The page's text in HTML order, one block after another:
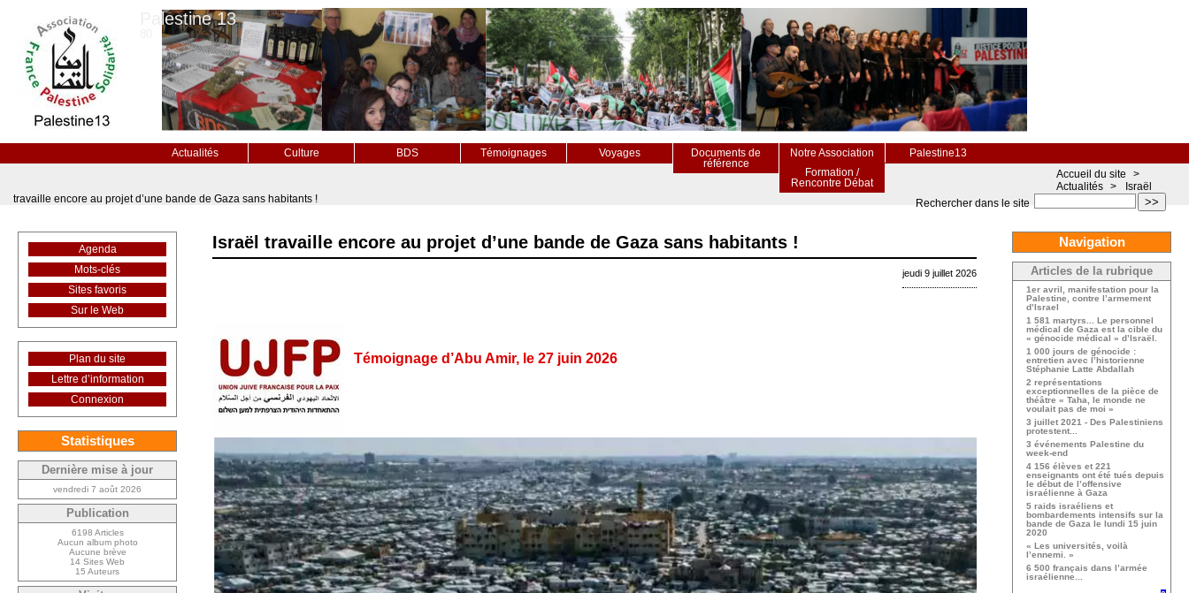
Palestine 13
Actualités Culture BDS Témoignages Voyages
Documents de
référence
Notre Association
Palestine13
Formation /
Rencontre Débat
>>
Rechercher dans le site
Accueil du site
>
Actualités >
Israël
travaille encore au projet d’une bande de Gaza sans habitants !
Israël travaille encore au projet d’une bande de Gaza sans habitants !
jeudi 9 juillet 2026
Témoignage d’Abu Amir, le 27 juin 2026
Agenda
Mots-clés
Sites favoris
Sur le Web
Plan du site
Lettre d’information
Connexion
Statistiques
Dernière mise à jour
vendredi 7 août 2026
Publication
6198 Articles
Aucun album photo
Aucune brève
14 Sites Web
15 Auteurs
Navigation
Articles de la rubrique
1er avril, manifestation pour la
Palestine, contre l’armement
d’Israel
1 581 martyrs... Le personnel
médical de Gaza est la cible du
« génocide médical » d’Israël.
1 000 jours de génocide :
entretien avec l’historienne
Stéphanie Latte Abdallah
2 représentations
exceptionnelles de la pièce de
théâtre « Taha, le monde ne
voulait pas de moi »
3 juillet 2021 - Des Palestiniens
protestent...
3 événements Palestine du
week-end
4 156 élèves et 221
enseignants ont été tués depuis
le début de l’offensive
israélienne à Gaza
5 raids israéliens et
bombardements intensifs sur la
bande de Gaza le lundi 15 juin
2020
« Les universités, voilà
l’ennemi. »
6 500 français dans l’armée
israélienne...